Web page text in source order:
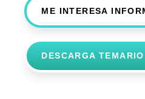
ME INTERESA
DESCARGA TEMARIO